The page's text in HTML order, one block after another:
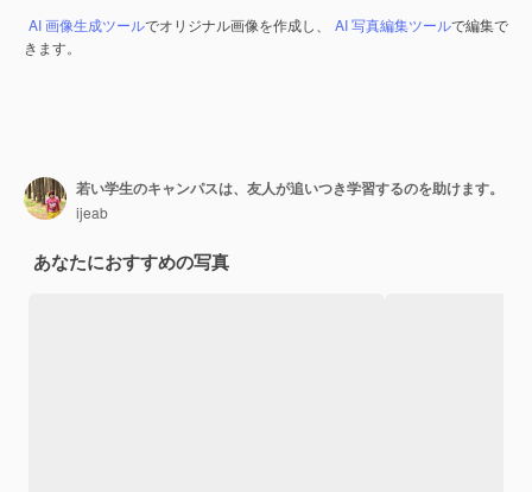
AI 画像生成ツールでオリジナル画像を作成し、 AI 写真編集ツールで編集で
きます。
若い学生のキャンパスは、友人が追いつき学習するのを助けます。
ijeab
あなたにおすすめの写真